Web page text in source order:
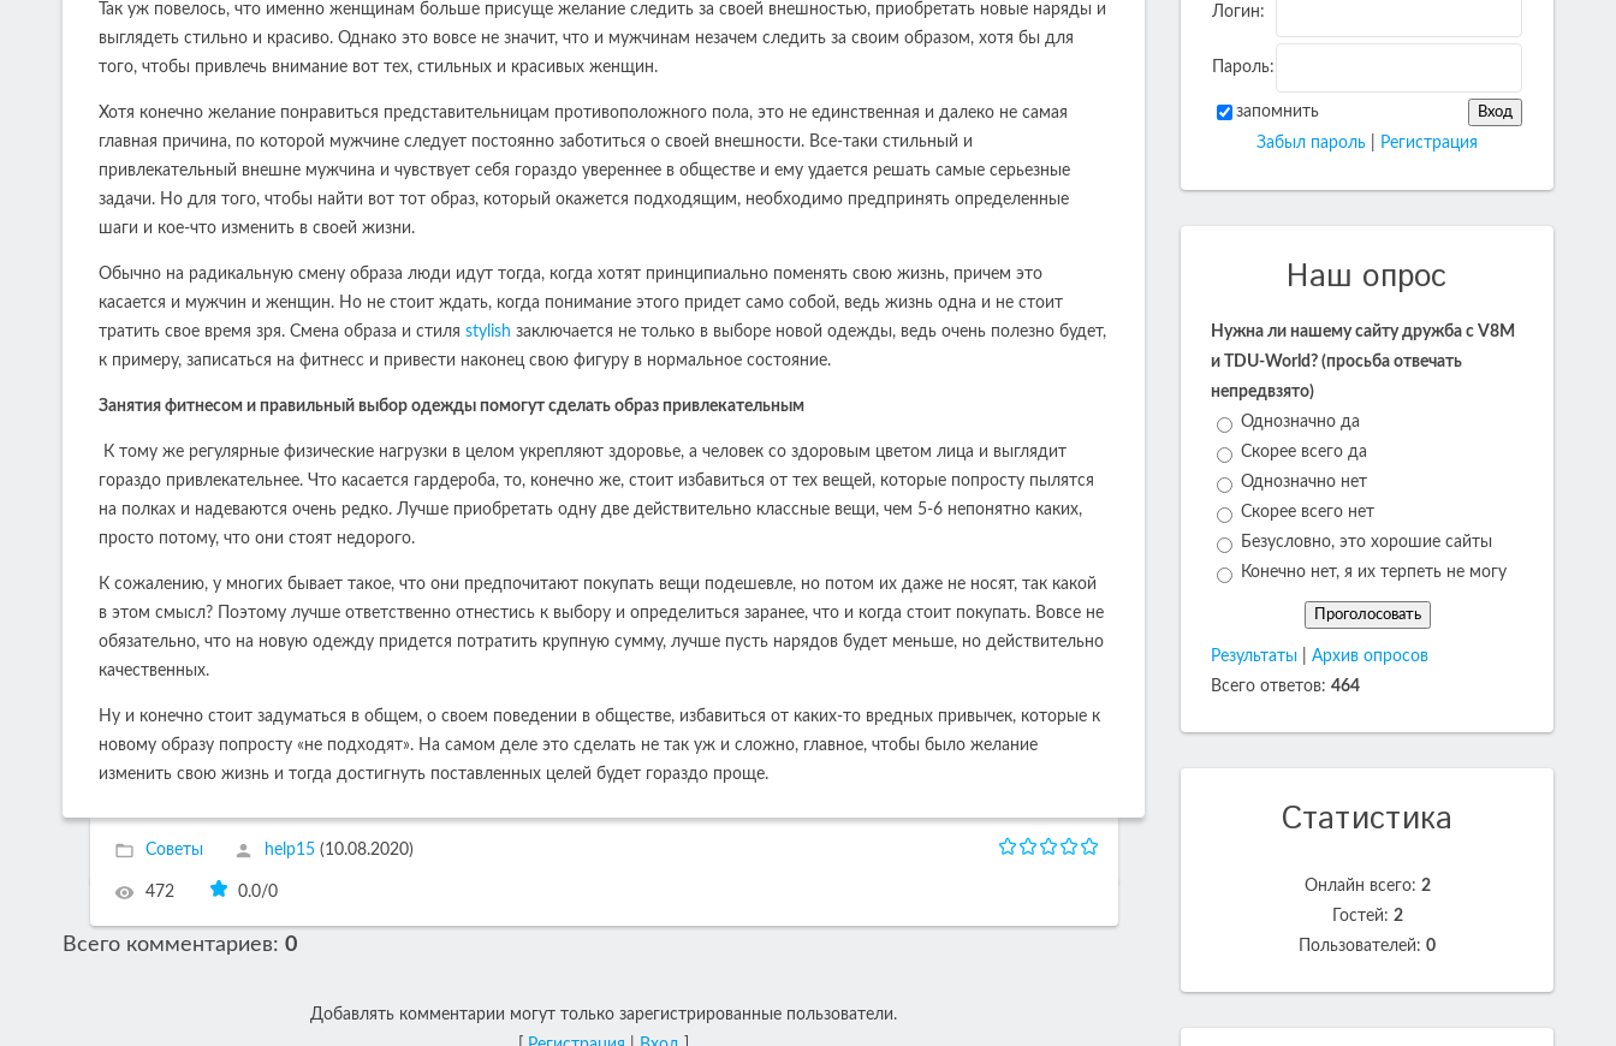
Так уж повелось, что именно женщинам больше присуще желание следить за своей внешностью, приобретать новые наряды и
выглядеть стильно и красиво. Однако это вовсе не значит, что и мужчинам незачем следить за своим образом, хотя бы для
того, чтобы привлечь внимание вот тех, стильных и красивых женщин.
Хотя конечно желание понравиться представительницам противоположного пола, это не единственная и далеко не самая
главная причина, по которой мужчине следует постоянно заботиться о своей внешности. Все-таки стильный и
привлекательный внешне мужчина и чувствует себя гораздо увереннее в обществе и ему удается решать самые серьезные
задачи. Но для того, чтобы найти вот тот образ, который окажется подходящим, необходимо предпринять определенные
шаги и кое-что изменить в своей жизни.
Обычно на радикальную смену образа люди идут тогда, когда хотят принципиально поменять свою жизнь, причем это
касается и мужчин и женщин. Но не стоит ждать, когда понимание этого придет само собой, ведь жизнь одна и не стоит
тратить свое время зря. Смена образа и стиля stylish заключается не только в выборе новой одежды, ведь очень полезно будет,
к примеру, записаться на фитнесс и привести наконец свою фигуру в нормальное состояние.
Занятия фитнесом и правильный выбор одежды помогут сделать образ привлекательным
К тому же регулярные физические нагрузки в целом укрепляют здоровье, а человек со здоровым цветом лица и выглядит
гораздо привлекательнее. Что касается гардероба, то, конечно же, стоит избавиться от тех вещей, которые попросту пылятся
на полках и надеваются очень редко. Лучше приобретать одну две действительно классные вещи, чем 5-6 непонятно каких,
просто потому, что они стоят недорого.
К сожалению, у многих бывает такое, что они предпочитают покупать вещи подешевле, но потом их даже не носят, так какой
в этом смысл? Поэтому лучше ответственно отнестись к выбору и определиться заранее, что и когда стоит покупать. Вовсе не
обязательно, что на новую одежду придется потратить крупную сумму, лучше пусть нарядов будет меньше, но действительно
качественных.
Ну и конечно стоит задуматься в общем, о своем поведении в обществе, избавиться от каких-то вредных привычек, которые к
новому образу попросту «не подходят». На самом деле это сделать не так уж и сложно, главное, чтобы было желание
изменить свою жизнь и тогда достигнуть поставленных целей будет гораздо проще.
Советы help15(10.08.2020)
472 0.0/0
Всего комментариев: 0
Добавлять комментарии могут только зарегистрированные пользователи.
Логин:
Пароль:
запомнить
Забыл пароль
Регистрация
Наш опрос
Нужна ли нашему сайту дружба с V8M
и TDU-World? (просьба отвечать
непредвзято)
Однозначно да
Скорее всего да
Однозначно нет
Скорее всего нет
Безусловно, это хорошие сайты
Конечно нет, я их терпеть не могу
Результаты
Архив опросов
Всего ответов: 464
Статистика
Онлайн всего: 2
Гостей: 2
Пользователей: 0